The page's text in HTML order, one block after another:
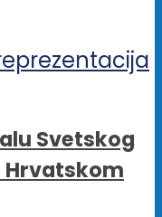
Svetskog
Hrvatskom